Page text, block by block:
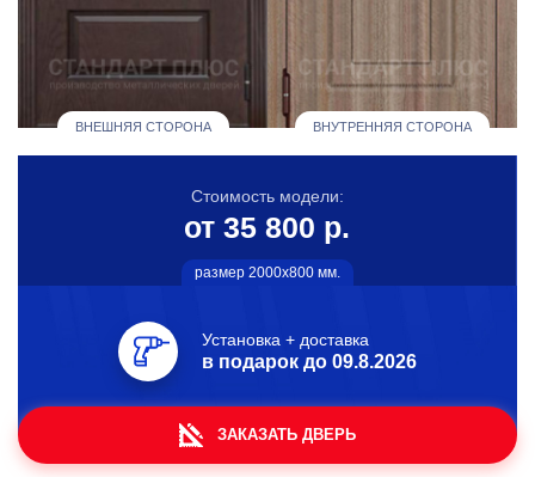
ВНЕШНЯЯ СТОРОНА ВНУТРЕННЯЯ СТОРОНА
Стоимость модели:
от 35 800 р.
размер 2000х800 мм.
Установка + доставка
в подарок до 09.8.2026
ЗАКАЗАТЬ ДВЕРЬ